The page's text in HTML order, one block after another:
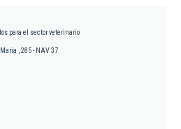
para el sector veterinario
, 285 - NAV 37